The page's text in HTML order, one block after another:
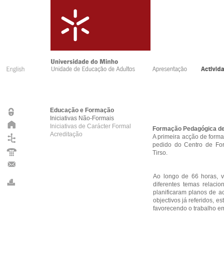
Educação e Formação
Iniciativas Não-Formais
Iniciativas de Carácter Formal
Acreditação
Formação Pedagógica
A primeira acção de
pedido do Centro de
Tirso.
Ao longo de 66 horas,
diferentes temas
planificaram planos de
objectivos já referidos,
favorecendo o trabalho